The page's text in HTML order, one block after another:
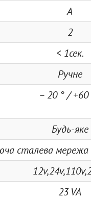
A
2
< 1сек.
Ручне
– 20 ° / +60
Будь-яке
сталева
23 VA